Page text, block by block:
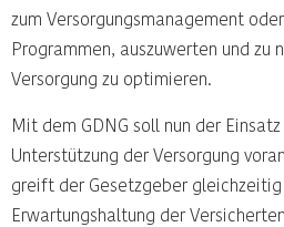
zum Versorgungsmanagement
Programmen, auszuwerten und zu
Versorgung zu optimieren.
Mit dem GDNG soll nun der
Unterstützung der Versorgung
greift der Gesetzgeber gleichzeitig
Erwartungshaltung der